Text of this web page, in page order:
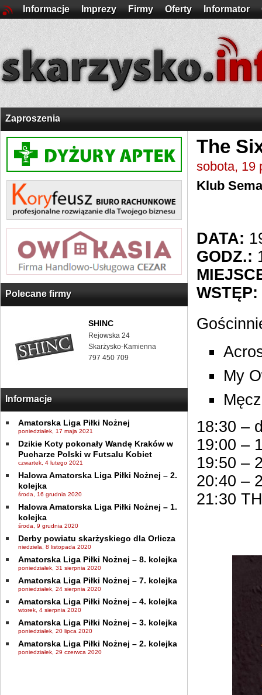
Informacje Imprezy Firmy Oferty Informator
Zaproszenia
Polecane firmy
SHINC
Rejowska 24
Skarżysko-Kamienna
797 450 709
Informacje
Amatorska Liga Piłki Nożnej
poniedziałek, 17 maja 2021
Dzikie Koty pokonały Wandę Kraków w
Pucharze Polski w Futsalu Kobiet
czwartek, 4 lutego 2021
Halowa Amatorska Liga Piłki Nożnej – 2.
kolejka
środa, 16 grudnia 2020
Halowa Amatorska Liga Piłki Nożnej – 1.
kolejka
środa, 9 grudnia 2020
Derby powiatu skarżyskiego dla Orlicza
niedziela, 8 listopada 2020
Amatorska Liga Piłki Nożnej – 8. kolejka
poniedziałek, 31 sierpnia 2020
Amatorska Liga Piłki Nożnej – 7. kolejka
poniedziałek, 24 sierpnia 2020
Amatorska Liga Piłki Nożnej – 4. kolejka
wtorek, 4 sierpnia 2020
Amatorska Liga Piłki Nożnej – 3. kolejka
poniedziałek, 20 lipca 2020
Amatorska Liga Piłki Nożnej – 2. kolejka
poniedziałek, 29 czerwca 2020
The
sobota, 19
Klub
DATA:
GODZ.:
WSTĘP:
My
18:30 –
19:00 –
19:50 –
20:40 –
21:30